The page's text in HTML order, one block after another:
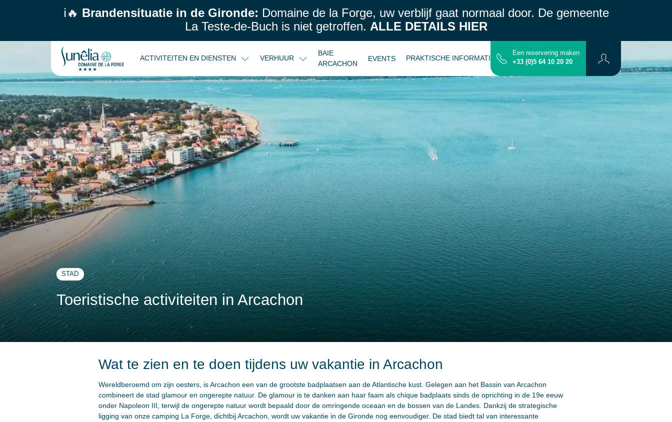
ℹ️🔥 Brandensituatie in de Gironde: Domaine de la Forge, uw verblijf gaat normaal door. De gemeente
La Teste-de-Buch is niet getroffen. ALLE DETAILS HIER
ACTIVITEITEN EN DIENSTEN VERHUUR
BAIE
ARCACHON
EVENTS PRAKTISCHE INFORMATIE CONTACT PLATTERGROND
Een reservering maken
+33 (0)5 64 10 20 20
STAD
Toeristische activiteiten in Arcachon
Wat te zien en te doen tijdens uw vakantie in Arcachon
Wereldberoemd om zijn oesters, is Arcachon een van de grootste badplaatsen aan de Atlantische kust. Gelegen aan het Bassin van Arcachon
combineert de stad glamour en ongerepte natuur. De glamour is te danken aan haar faam als chique badplaats sinds de oprichting in de 19e eeuw
onder Napoleon III, terwijl de ongerepte natuur wordt bepaald door de omringende oceaan en de bossen van de Landes. Dankzij de strategische
ligging van onze camping La Forge, dichtbij Arcachon, wordt uw vakantie in de Gironde nog eenvoudiger. De stad biedt tal van interessante